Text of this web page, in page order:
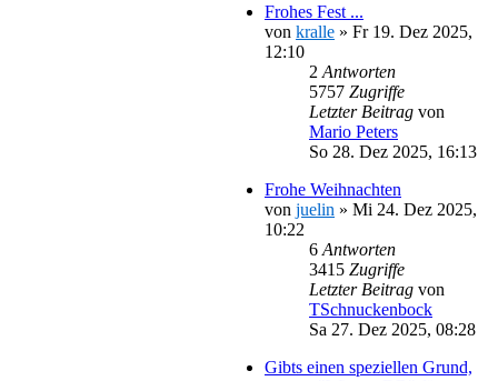
Frohes Fest ...
von kralle » Fr 19. Dez 2025,
12:10
2 Antworten
5757 Zugriffe
Letzter Beitrag von
Mario Peters
So 28. Dez 2025, 16:13
Frohe Weihnachten
von juelin » Mi 24. Dez 2025,
10:22
6 Antworten
3415 Zugriffe
Letzter Beitrag von
TSchnuckenbock
Sa 27. Dez 2025, 08:28
Gibts einen speziellen Grund,